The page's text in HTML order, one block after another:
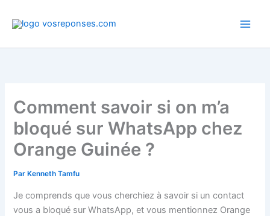
Comment savoir si on m’a
bloqué sur WhatsApp chez
Orange Guinée ?
Par Kenneth Tamfu
Je comprends que vous cherchiez à savoir si un contact
vous a bloqué sur WhatsApp, et vous mentionnez Orange